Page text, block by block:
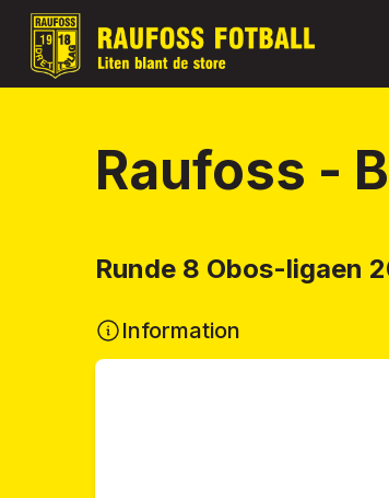
Raufoss -
Runde 8 Obos-ligaen
Information